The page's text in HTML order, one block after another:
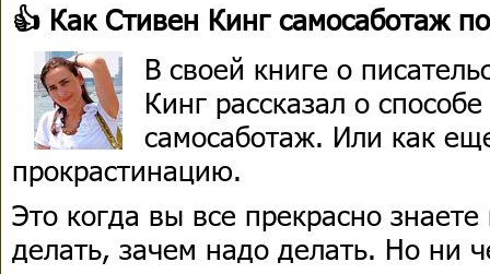
👍 Как Стивен Кинг самосаботаж
В своей книге о
Кинг рассказал о
самосаботаж. Или как
прокрастинацию.
Это когда вы все прекрасно
делать, зачем надо делать. Но ни